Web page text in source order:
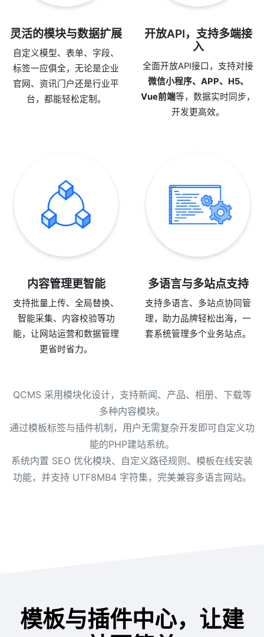
灵活的模块与数据扩展
自定义模型、表单、字段、
标签一应俱全，无论是企业
官网、资讯门户还是行业平
台，都能轻松定制。
开放API，支持多端接
入
全面开放API接口，支持对接
微信小程序、APP、H5、
Vue前端等，数据实时同步，
开发更高效。
内容管理更智能
支持批量上传、全局替换、
智能采集、内容校验等功
能，让网站运营和数据管理
更省时省力。
多语言与多站点支持
支持多语言、多站点协同管
理，助力品牌轻松出海，一
套系统管理多个业务站点。
QCMS 采用模块化设计，支持新闻、产品、相册、下载等
多种内容模块。
通过模板标签与插件机制，用户无需复杂开发即可自定义功
能的PHP建站系统。
系统内置 SEO 优化模块、自定义路径规则、模板在线安装
功能，并支持 UTF8MB4 字符集，完美兼容多语言网站。
模板与插件中心，让建